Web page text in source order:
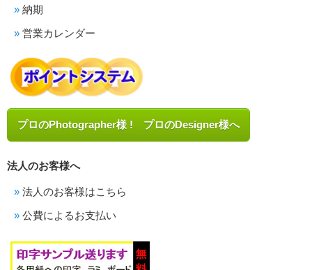
納期
営業カレンダー
プロのPhotographer様 ! プロのDesigner様へ
法人のお客様へ
法人のお客様はこちら
公費によるお支払い